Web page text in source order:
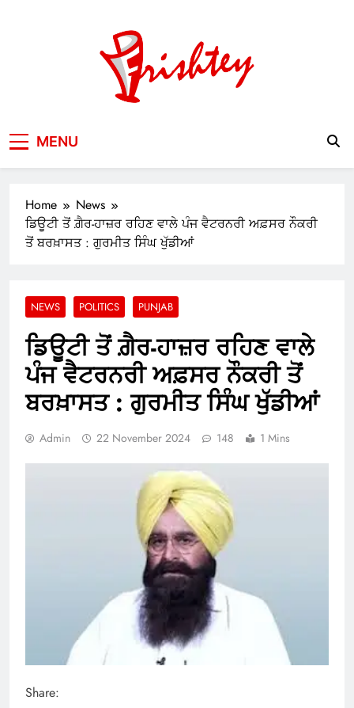
MENU
Home
News
ਡਿਊਟੀ ਤੋਂ ਗ਼ੈਰ-ਹਾਜ਼ਰ ਰਹਿਣ ਵਾਲੇ ਪੰਜ ਵੈਟਰਨਰੀ ਅਫ਼ਸਰ ਨੌਕਰੀ
ਤੋਂ ਬਰਖ਼ਾਸਤ : ਗੁਰਮੀਤ ਸਿੰਘ ਖੁੱਡੀਆਂ
NEWS POLITICS PUNJAB
ਡਿਊਟੀ ਤੋਂ ਗ਼ੈਰ-ਹਾਜ਼ਰ ਰਹਿਣ ਵਾਲੇ
ਪੰਜ ਵੈਟਰਨਰੀ ਅਫ਼ਸਰ ਨੌਕਰੀ ਤੋਂ
ਬਰਖ਼ਾਸਤ : ਗੁਰਮੀਤ ਸਿੰਘ ਖੁੱਡੀਆਂ
Admin 22 November 2024 148 1 Mins
Share: